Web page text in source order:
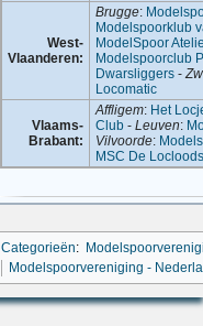
West-
Vlaanderen:
Brugge:
Modelspoorklub
ModelSpoor
Modelspoorclub
Dwarsliggers -
Locomatic
Vlaams-
Brabant:
Affligem: Het
Club -Leuven:
Vilvoorde:
MSC De
Categorieën:
Modelspoorvereniging -